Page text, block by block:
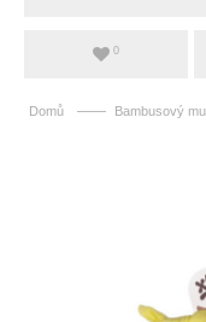
0
Domů —— Bambusový